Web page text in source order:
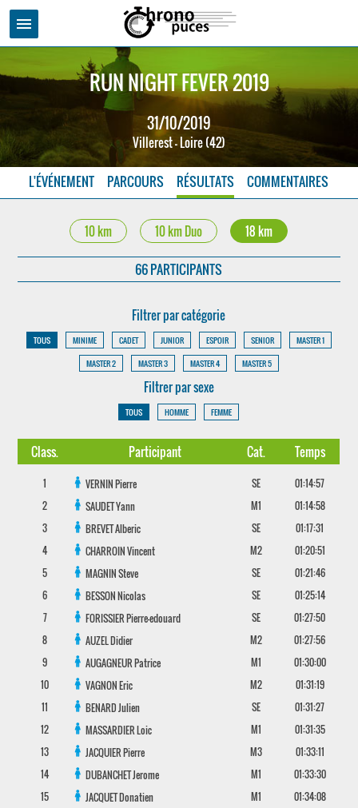
menu
RUN NIGHT FEVER 2019
31/10/2019
Villerest - Loire (42)
L'ÉVÉNEMENT PARCOURS RÉSULTATS COMMENTAIRES
10 km 10 km Duo 18 km
66 PARTICIPANTS
Filtrer par catégorie
TOUS MINIME CADET JUNIOR ESPOIR SENIOR
MASTER 1
MASTER 2
MASTER 3 MASTER 4 MASTER 5
Filtrer par sexe
TOUS HOMME FEMME
Class. Participant Cat. Temps
1 VERNINPierre SE
01:14:57
2
SAUDETYann M1
01:14:58
3
BREVETAlberic SE
01:17:31
4
CHARROINVincent M2
01:20:51
5
MAGNINSteve SE
01:21:46
6
BESSONNicolas SE
01:25:14
7
FORISSIERPierre-edouard SE
01:27:50
8
AUZELDidier M2
01:27:56
9
AUGAGNEURPatrice M1
01:30:00
10
VAGNONEric M2
01:31:19
11
BENARDJulien SE
01:31:27
12
MASSARDIERLoic M1
01:31:35
13
JACQUIERPierre M3
01:33:11
14
DUBANCHETJerome M1
01:33:30
15
JACQUETDonatien M1
01:34:08